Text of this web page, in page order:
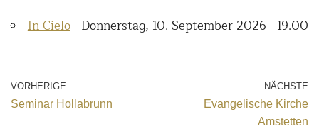
In Cielo- Donnerstag, 10. September 2026 - 19.00
VORHERIGE
Seminar Hollabrunn
NÄCHSTE
Evangelische Kirche
Amstetten